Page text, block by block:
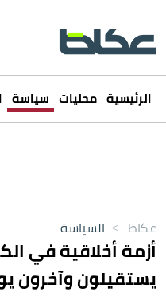
الرئيسية محليات سياسة
عكاظ > السياسة
أزمة أخلاقية في
يستقيلون وآخرون